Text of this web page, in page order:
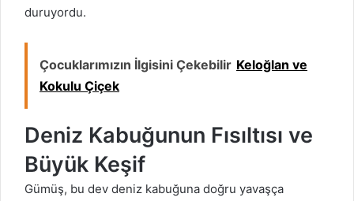
duruyordu.
Çocuklarımızın İlgisini Çekebilir Keloğlan ve
Kokulu Çiçek
Deniz Kabuğunun Fısıltısı ve
Büyük Keşif
Gümüş, bu dev deniz kabuğuna doğru yavaşça